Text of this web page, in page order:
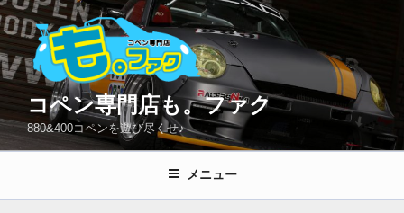
コ
ン
テ
ン
へ
ス
プ
コペン専門店も。ファク
880&400コペンを遊び尽くせ♪
メニュー